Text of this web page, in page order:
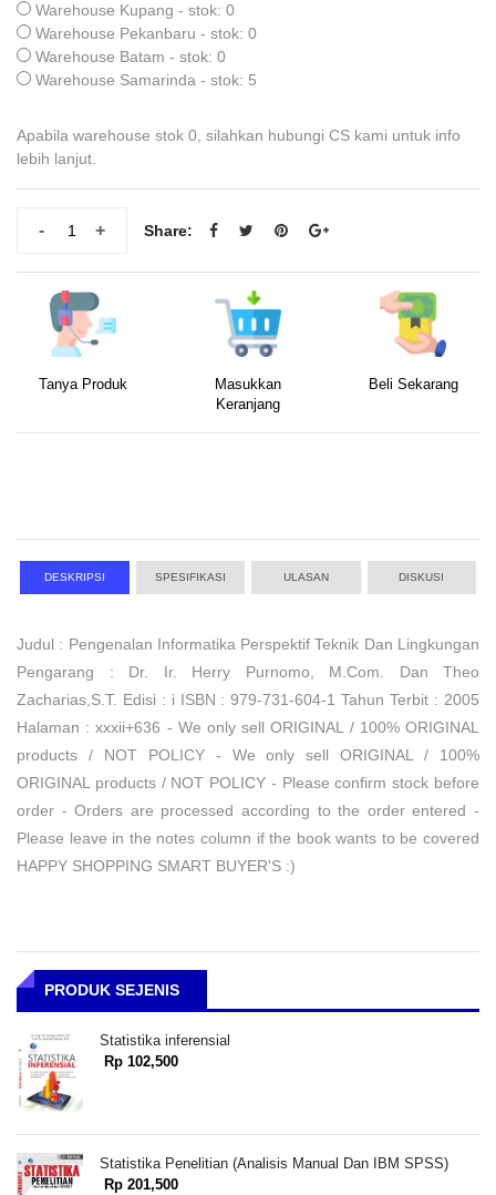
Warehouse Kupang - stok: 0
Warehouse Pekanbaru - stok: 0
Warehouse Batam - stok: 0
Warehouse Samarinda - stok: 5
Apabila warehouse stok 0, silahkan hubungi CS kami untuk info
lebih lanjut.
+
- Share:
Tanya Produk
Masukkan
Keranjang
Beli Sekarang
DESKRIPSI SPESIFIKASI ULASAN DISKUSI
Judul : Pengenalan Informatika Perspektif Teknik Dan Lingkungan
Pengarang : Dr. Ir. Herry Purnomo, M.Com. Dan Theo
Zacharias,S.T. Edisi : i ISBN : 979-731-604-1 Tahun Terbit : 2005
Halaman : xxxii+636 - We only sell ORIGINAL / 100% ORIGINAL
products / NOT POLICY - We only sell ORIGINAL / 100%
ORIGINAL products / NOT POLICY - Please confirm stock before
order - Orders are processed according to the order entered -
Please leave in the notes column if the book wants to be covered
HAPPY SHOPPING SMART BUYER'S :)
PRODUK SEJENIS
Statistika inferensial
Rp 102,500
Statistika Penelitian (Analisis Manual Dan IBM SPSS)
Rp 201,500